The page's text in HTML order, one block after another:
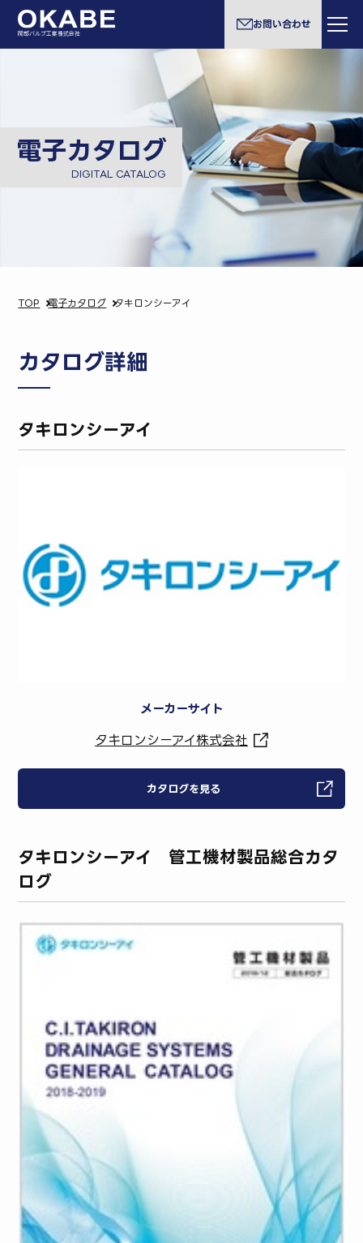
岡部バルブ工業株式会社
お問い合わせ
電子カタログ
DIGITAL CATALOG
TOP 電子カタログ タキロンシーアイ
カタログ詳細
タキロンシーアイ
メーカーサイト
タキロンシーアイ株式会社
カタログを見る
タキロンシーアイ 管工機材製品総合カタ
ログ